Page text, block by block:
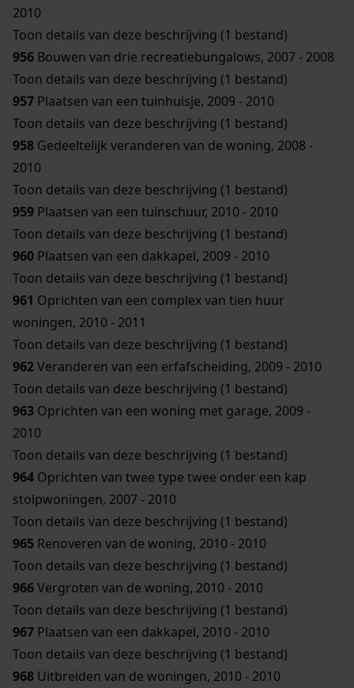
2010
Toon details van deze beschrijving (1 bestand)
956 Bouwen van drie recreatiebungalows, 2007 - 2008
Toon details van deze beschrijving (1 bestand)
957 Plaatsen van een tuinhuisje, 2009 - 2010
Toon details van deze beschrijving (1 bestand)
958 Gedeeltelijk veranderen van de woning, 2008 -
2010
Toon details van deze beschrijving (1 bestand)
959 Plaatsen van een tuinschuur, 2010 - 2010
Toon details van deze beschrijving (1 bestand)
960 Plaatsen van een dakkapel, 2009 - 2010
Toon details van deze beschrijving (1 bestand)
961 Oprichten van een complex van tien huur
woningen, 2010 - 2011
Toon details van deze beschrijving (1 bestand)
962Veranderen van een erfafscheiding, 2009 - 2010
Toon details van deze beschrijving (1 bestand)
963 Oprichten van een woning met garage, 2009 -
2010
Toon details van deze beschrijving (1 bestand)
964 Oprichten van twee type twee onder een kap
stolpwoningen, 2007 - 2010
Toon details van deze beschrijving (1 bestand)
965 Renoveren van de woning, 2010 - 2010
Toon details van deze beschrijving (1 bestand)
966Vergroten van de woning, 2010 - 2010
Toon details van deze beschrijving (1 bestand)
967 Plaatsen van een dakkapel, 2010 - 2010
Toon details van deze beschrijving (1 bestand)
968 Uitbreiden van de woningen, 2010 - 2010